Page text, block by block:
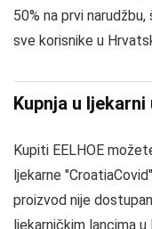
50% na prvi
sve korisnike u
Kupnja u
Kupiti EELHOE
ljekarne
proizvod nije
ljekarničkim lancima